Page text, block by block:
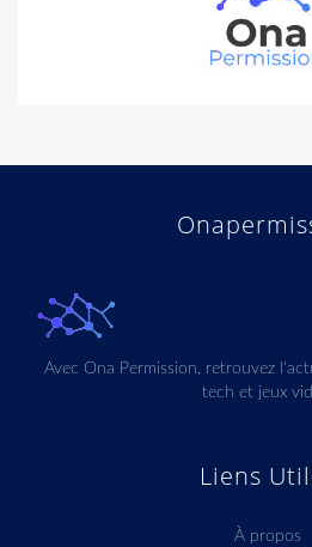
Avec Ona Permission, retrouvez
tech et jeux
Liens
À propos